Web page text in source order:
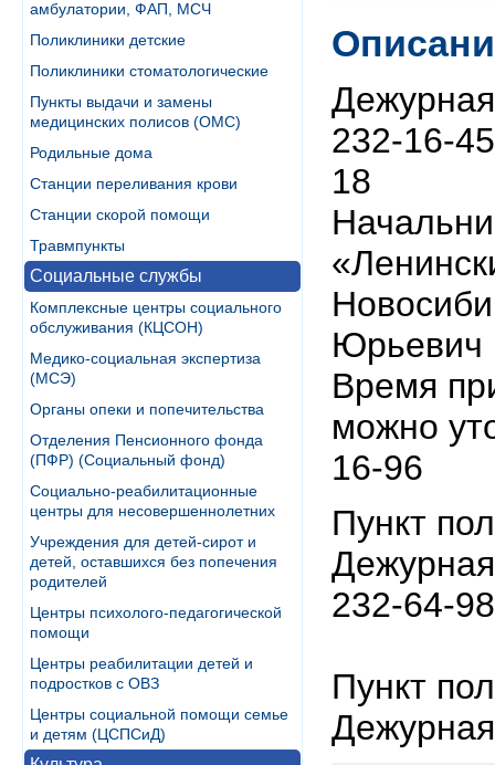
амбулатории, ФАП, МСЧ
Поликлиники детские
Поликлиники стоматологические
Пункты выдачи и замены
медицинских полисов (ОМС)
Родильные дома
Станции переливания крови
Станции скорой помощи
Травмпункты
Социальные службы
Комплексные центры социального
обслуживания (КЦСОН)
Медико-социальная экспертиза
(МСЭ)
Органы опеки и попечительства
Отделения Пенсионного фонда
(ПФР) (Социальный фонд)
Социально-реабилитационные
центры для несовершеннолетних
Учреждения для детей-сирот и
детей, оставшихся без попечения
родителей
Центры психолого-педагогической
помощи
Центры реабилитации детей и
подростков с ОВЗ
Центры социальной помощи семье
и детям (ЦСПСиД)
232-16-
18
Юрьевич
Время
можно
16-96
Пункт
232-64-98
Пункт